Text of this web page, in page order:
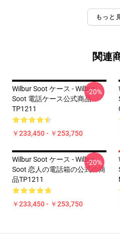
もっと
関連
Wilbur Soot ケース - Wilbur
Soot 電話ケース公式商品
TP1211
￥233,450 - ￥253,750
-20%
Wilbur Soot ケース - Wilbur
Soot 恋人の電話箱の公式の商
品TP1211
￥233,450 - ￥253,750
-20%